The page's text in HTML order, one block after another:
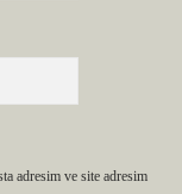
adresim ve site adresim